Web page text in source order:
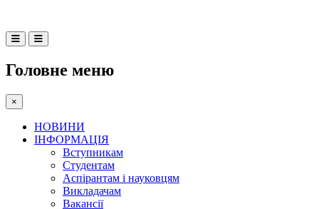
Головне меню
×
НОВИНИ
ІНФОРМАЦІЯ
Вступникам
Студентам
Аспірантам і науковцям
Викладачам
Вакансії